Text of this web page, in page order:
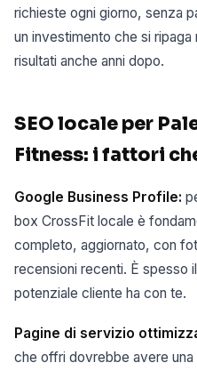
richieste ogni giorno, senza
un investimento che si
risultati anche anni dopo.
SEO locale per
Fitness: i fattori
Google Business Profile:
box CrossFit locale è
completo, aggiornato, con
recensioni recenti. È spesso
potenziale cliente ha con te.
Pagine di servizio
che offri dovrebbe avere